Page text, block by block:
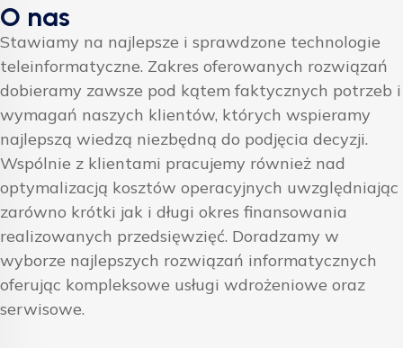
O nas
Stawiamy na najlepsze i sprawdzone technologie
teleinformatyczne. Zakres oferowanych rozwiązań
dobieramy zawsze pod kątem faktycznych potrzeb i
wymagań naszych klientów, których wspieramy
najlepszą wiedzą niezbędną do podjęcia decyzji.
Wspólnie z klientami pracujemy również nad
optymalizacją kosztów operacyjnych uwzględniając
zarówno krótki jak i długi okres finansowania
realizowanych przedsięwzięć. Doradzamy w
wyborze najlepszych rozwiązań informatycznych
oferując kompleksowe usługi wdrożeniowe oraz
serwisowe.